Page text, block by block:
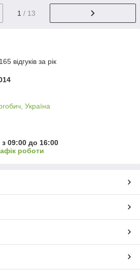
1 / 13
відгуків за рік
Україна
09:00 до 16:00
роботи